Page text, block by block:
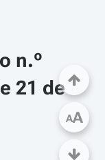
n.º
21 de
AA